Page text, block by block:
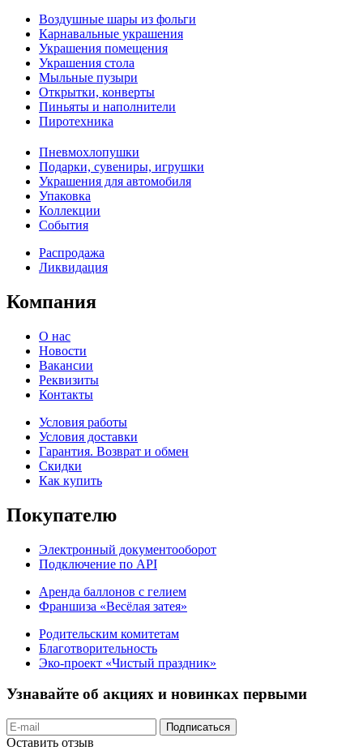
Воздушные шары из фольги
Карнавальные украшения
Украшения помещения
Украшения стола
Мыльные пузыри
Открытки, конверты
Пиньяты и наполнители
Пиротехника
Пневмохлопушки
Подарки, сувениры, игрушки
Украшения для автомобиля
Упаковка
Коллекции
События
Распродажа
Ликвидация
Компания
О нас
Новости
Вакансии
Реквизиты
Контакты
Условия работы
Условия доставки
Гарантия. Возврат и обмен
Скидки
Как купить
Покупателю
Электронный документооборот
Подключение по API
Аренда баллонов с гелием
Франшиза «Весёлая затея»
Родительским комитетам
Благотворительность
Эко-проект «Чистый праздник»
Узнавайте об акциях и новинках первыми
Подписаться
Оставить отзыв